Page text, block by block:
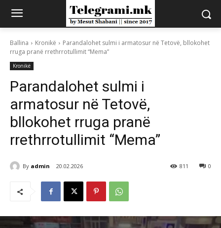
Ballina Kronikë
Parandalohet sulmi i armatosur në Tetovë, bllokohet
rruga pranë rrethrrotullimit “Mema”
Kronikë
Parandalohet sulmi i
armatosur në Tetovë,
bllokohet rruga pranë
rrethrrotullimit “Mema”
By admin 20.02.2026 0
811